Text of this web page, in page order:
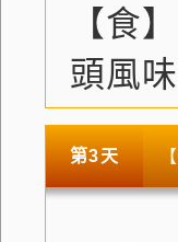
【食
頭風
第3天